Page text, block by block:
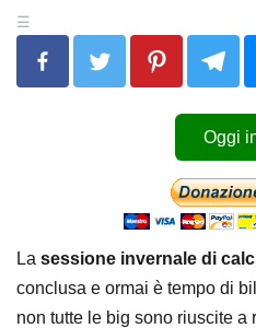
Oggi
La sessione invernale di
conclusa e ormai è tempo di
non tutte le big sono riuscite a